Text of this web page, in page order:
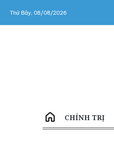
Thứ Bảy, 08/08/2026
CHÍNH TRỊ